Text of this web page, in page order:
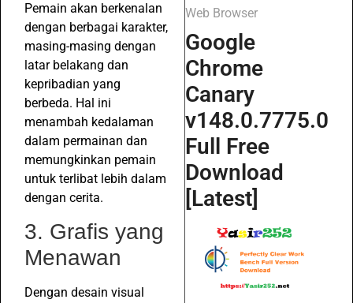
Pemain akan berkenalan
dengan berbagai karakter,
masing-masing dengan
latar belakang dan
kepribadian yang
berbeda. Hal ini
menambah kedalaman
dalam permainan dan
memungkinkan pemain
untuk terlibat lebih dalam
dengan cerita.
3. Grafis yang
Menawan
Dengan desain visual
Web Browser
Google
Chrome
Canary
v148.0.7775.0
Full Free
Download
[Latest]